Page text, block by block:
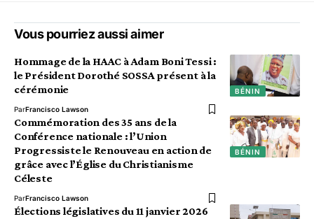
Vous pourriez aussi aimer
BÉNIN
Hommage de la HAAC à Adam Boni Tessi :
le Président Dorothé SOSSA présent à la
cérémonie
ParFrancisco Lawson
BÉNIN
Commémoration des 35 ans de la
Conférence nationale : l’Union
Progressiste le Renouveau en action de
grâce avec l’Église du Christianisme
Céleste
ParFrancisco Lawson
Élections législatives du 11 janvier 2026